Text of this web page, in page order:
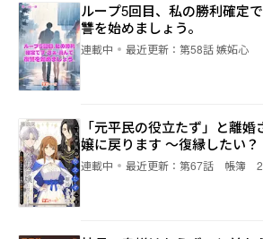
ループ5回目、私の勝利確定
讐を始めましょう。
連載中 最近更新： 第58話 嫉妬心
「元平民の役立たず」と離
嬢に戻ります ～復縁したい
連載中 最近更新： 第67話 帳簿